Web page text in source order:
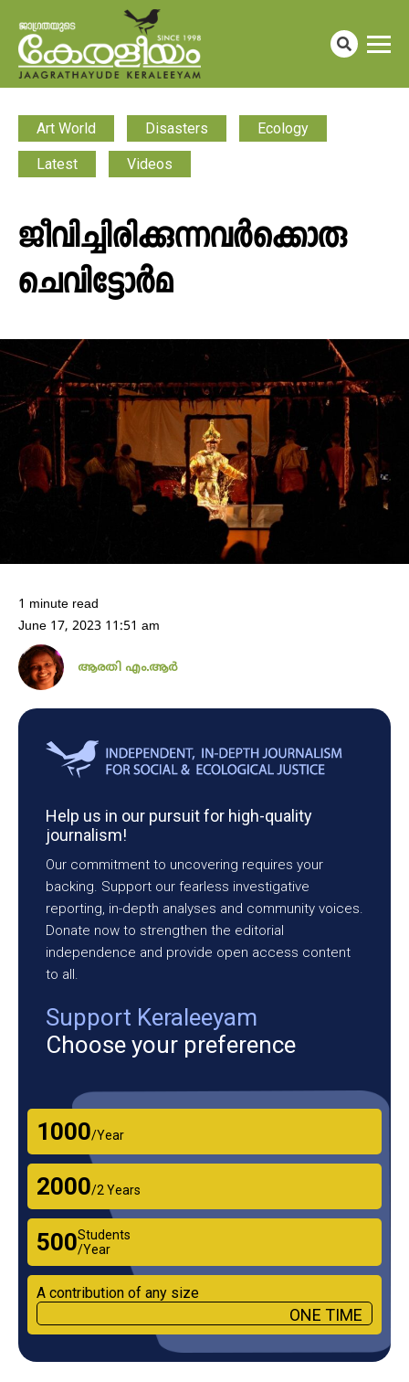
Art World Disasters Ecology
Latest Videos
ജീവിച്ചിരിക്കുന്നവർക്കൊരു
ചെവിട്ടോർമ
1 minute read
June 17, 2023 11:51 am
ആരതി എം.ആർ
Help us in our pursuit for high-quality
journalism!
Our commitment to uncovering requires your
backing. Support our fearless investigative
reporting, in-depth analyses and community voices.
Donate now to strengthen the editorial
independence and provide open access content
to all.
Support Keraleeyam
Choose your preference
₹1000/Year
₹2000/2 Years
₹500Students
/Year
A contribution of any size
ONE TIME